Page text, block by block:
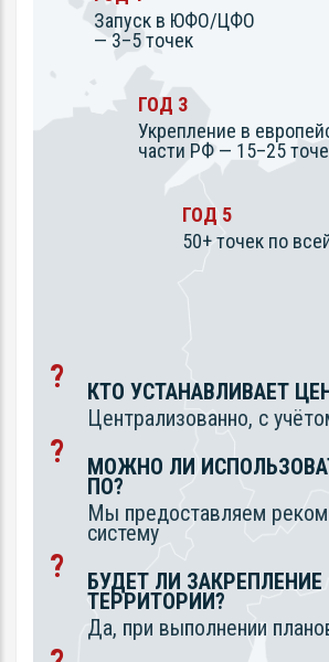
Запуск в ЮФО/ЦФО
— 3–5 точек
ГОД 3
Укрепление в
части РФ — 15–25
ГОД 5
50+ точек по
КТО УСТАНАВЛИВАЕТ
Централизованно, с
МОЖНО ЛИ
ПО?
Мы предоставляем
систему
БУДЕТ ЛИ ЗАКРЕПЛЕНИЕ
ТЕРРИТОРИИ?
Да, при выполнении